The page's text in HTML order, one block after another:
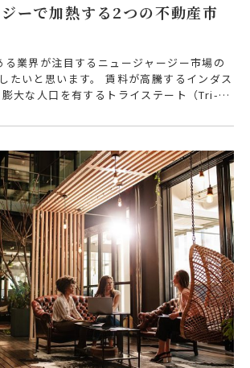
ーで加熱する2つの不動産市
業界が注目するニュージャージー市場の
たいと思います。 賃料が高騰するインダス
大な人口を有するトライステート（Tri-St